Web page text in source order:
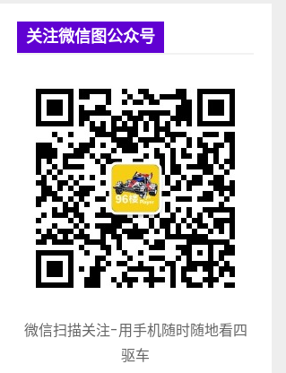
关注微信图公众号
微信扫描关注-用手机随时随地看四
驱车